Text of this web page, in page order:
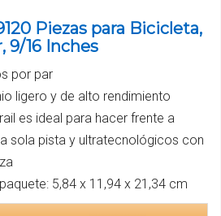
Piezas para Bicicleta,
9/16 Inches
por par
ligero y de alto rendimiento
es ideal para hacer frente a
sola pista y ultratecnológicos con
5,84 x 11,94 x 21,34 cm